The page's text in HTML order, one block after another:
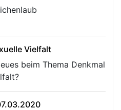
Vielfalt
beim Thema Denkmal